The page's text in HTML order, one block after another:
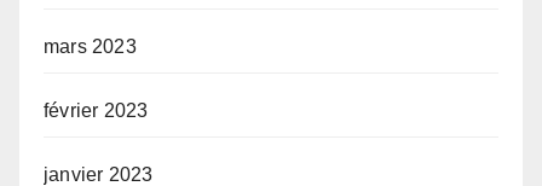
mars 2023
février 2023
janvier 2023